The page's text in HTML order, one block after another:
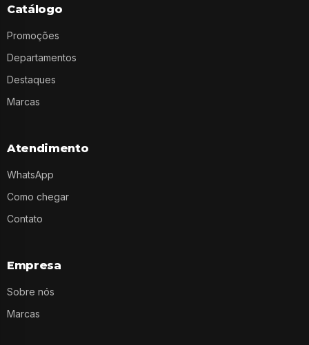
Catálogo
Promoções
Departamentos
Destaques
Marcas
Atendimento
WhatsApp
Como chegar
Contato
Empresa
Sobre nós
Marcas